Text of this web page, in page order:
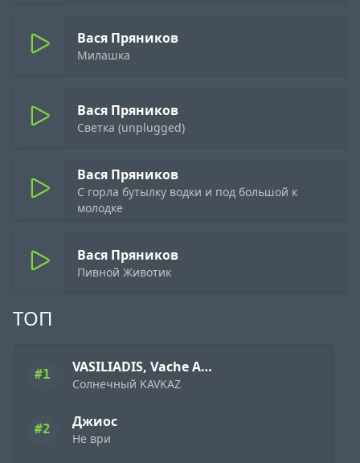
ТОП
#1 VASILIADIS, Vache Amaryan
Солнечный KAVKAZ
#2 Джиос
Не ври
Вася Пряников
Милашка
Вася Пряников
Светка (unplugged)
Вася Пряников
С горла бутылку водки и под большой к
молодке
Вася Пряников
Пивной Животик